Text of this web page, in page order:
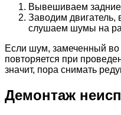
Вывешиваем задние
Заводим
слушаем шумы на
Если шум, замеченный во
повторяется при
значит, пора снимать
Демонтаж